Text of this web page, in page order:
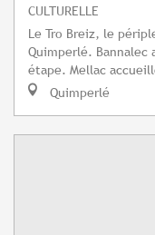
CULTURELLE
Le Tro Breiz, le
Quimperlé. Bannalec
étape. Mellac
Quimperlé